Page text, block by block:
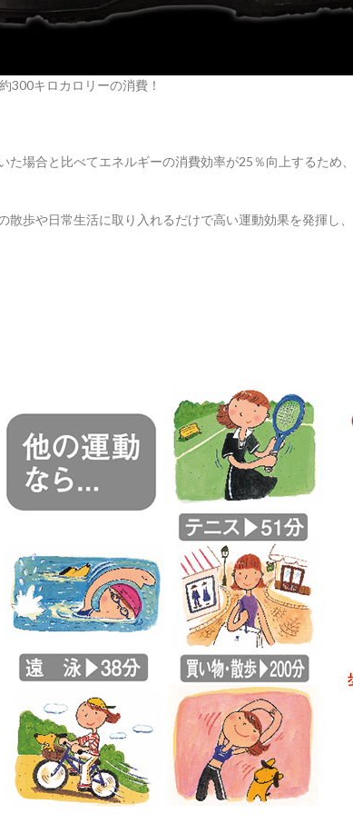
300キロカロリーの消費！
場合と比べてエネルギーの消費効率が25％向上するため
歩や日常生活に取り入れるだけで高い運動効果を発揮し、